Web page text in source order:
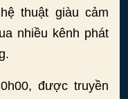
thuật giàu cảm
nhiều kênh phát
được truyền